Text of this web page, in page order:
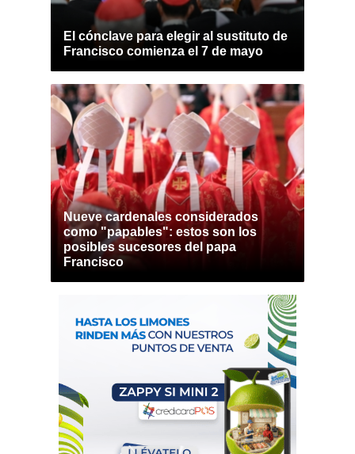
El cónclave para elegir al sustituto de
Francisco comienza el 7 de mayo
Nueve cardenales considerados
como "papables": estos son los
posibles sucesores del papa
Francisco